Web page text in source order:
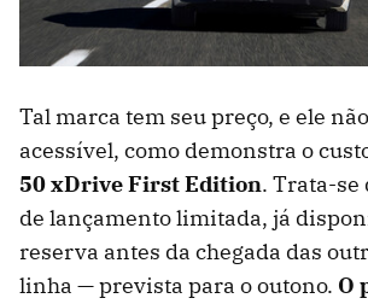
Tal marca tem seu preço, e ele
acessível, como demonstra o
50 xDrive First Edition. Trata-se
de lançamento limitada, já
reserva antes da chegada das
linha — prevista para o outono. O